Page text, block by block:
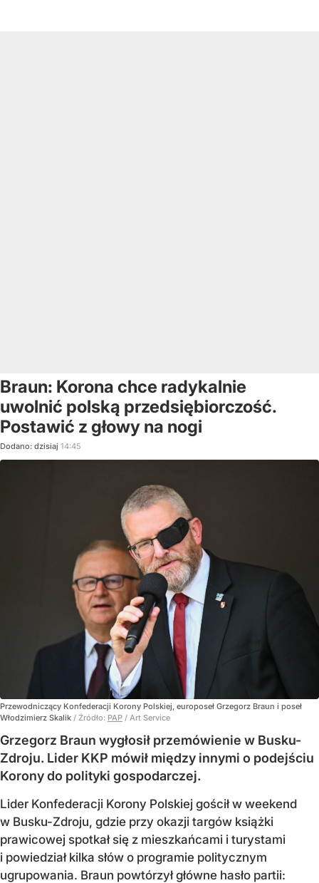
Braun: Korona chce radykalnie
uwolnić polską przedsiębiorczość.
Postawić z głowy na nogi
Dodano: dzisiaj 14:45
Przewodniczący Konfederacji Korony Polskiej, europoseł Grzegorz Braun i poseł
Włodzimierz Skalik / Źródło: PAP / Art Service
Grzegorz Braun wygłosił przemówienie w Busku-
Zdroju. Lider KKP mówił między innymi o podejściu
Korony do polityki gospodarczej.
Lider Konfederacji Korony Polskiej gościł w weekend
w Busku-Zdroju, gdzie przy okazji targów książki
prawicowej spotkał się z mieszkańcami i turystami
i powiedział kilka słów o programie politycznym
ugrupowania. Braun powtórzył główne hasło partii: